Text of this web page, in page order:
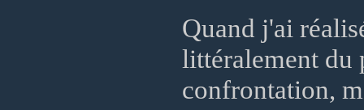
Quand j'ai
littéralement du
confrontation,